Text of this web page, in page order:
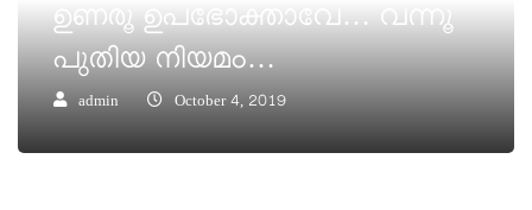
ഉണരൂ ഉപഭോക്താവേ… വന്നൂ
പുതിയ നിയമം…
admin October 4, 2019